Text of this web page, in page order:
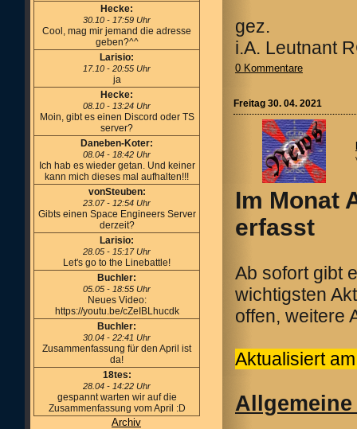
Hecke:
30.10 - 17:59 Uhr
Cool, mag mir jemand die adresse
geben?^^
Larisio:
17.10 - 20:55 Uhr
ja
Hecke:
08.10 - 13:24 Uhr
Moin, gibt es einen Discord oder TS
server?
Daneben-Koter:
08.04 - 18:42 Uhr
Ich hab es wieder getan. Und keiner
kann mich dieses mal aufhalten!!!
vonSteuben:
23.07 - 12:54 Uhr
Gibts einen Space Engineers Server
derzeit?
Larisio:
28.05 - 15:17 Uhr
Let's go to the Linebattle!
Buchler:
05.05 - 18:55 Uhr
Neues Video:
https://youtu.be/cZeIBLhucdk
Buchler:
30.04 - 22:41 Uhr
Zusammenfassung für den April ist
da!
18tes:
28.04 - 14:22 Uhr
gespannt warten wir auf die
Zusammenfassung vom April :D
Archiv
gez.
i.A. Leutnant
0 Kommentare
Freitag 30. 04. 2021
Im Monat
erfasst
Ab sofort gibt
wichtigsten
offen, weitere
Aktualisiert